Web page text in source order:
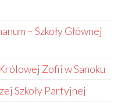
– Szkoły Głównej
Zofii w Sanoku
Szkoły Partyjnej